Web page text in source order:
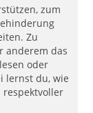
zum
Zu
anderem das
oder
lernst du, wie
respektvoller